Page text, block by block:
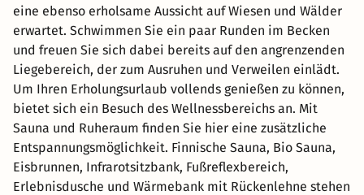
eine ebenso erholsame Aussicht auf Wiesen und Wälder
erwartet. Schwimmen Sie ein paar Runden im Becken
und freuen Sie sich dabei bereits auf den angrenzenden
Liegebereich, der zum Ausruhen und Verweilen einlädt.
Um Ihren Erholungsurlaub vollends genießen zu können,
bietet sich ein Besuch des Wellnessbereichs an. Mit
Sauna und Ruheraum finden Sie hier eine zusätzliche
Entspannungsmöglichkeit. Finnische Sauna, Bio Sauna,
Eisbrunnen, Infrarotsitzbank, Fußreflexbereich,
Erlebnisdusche und Wärmebank mit Rückenlehne stehen